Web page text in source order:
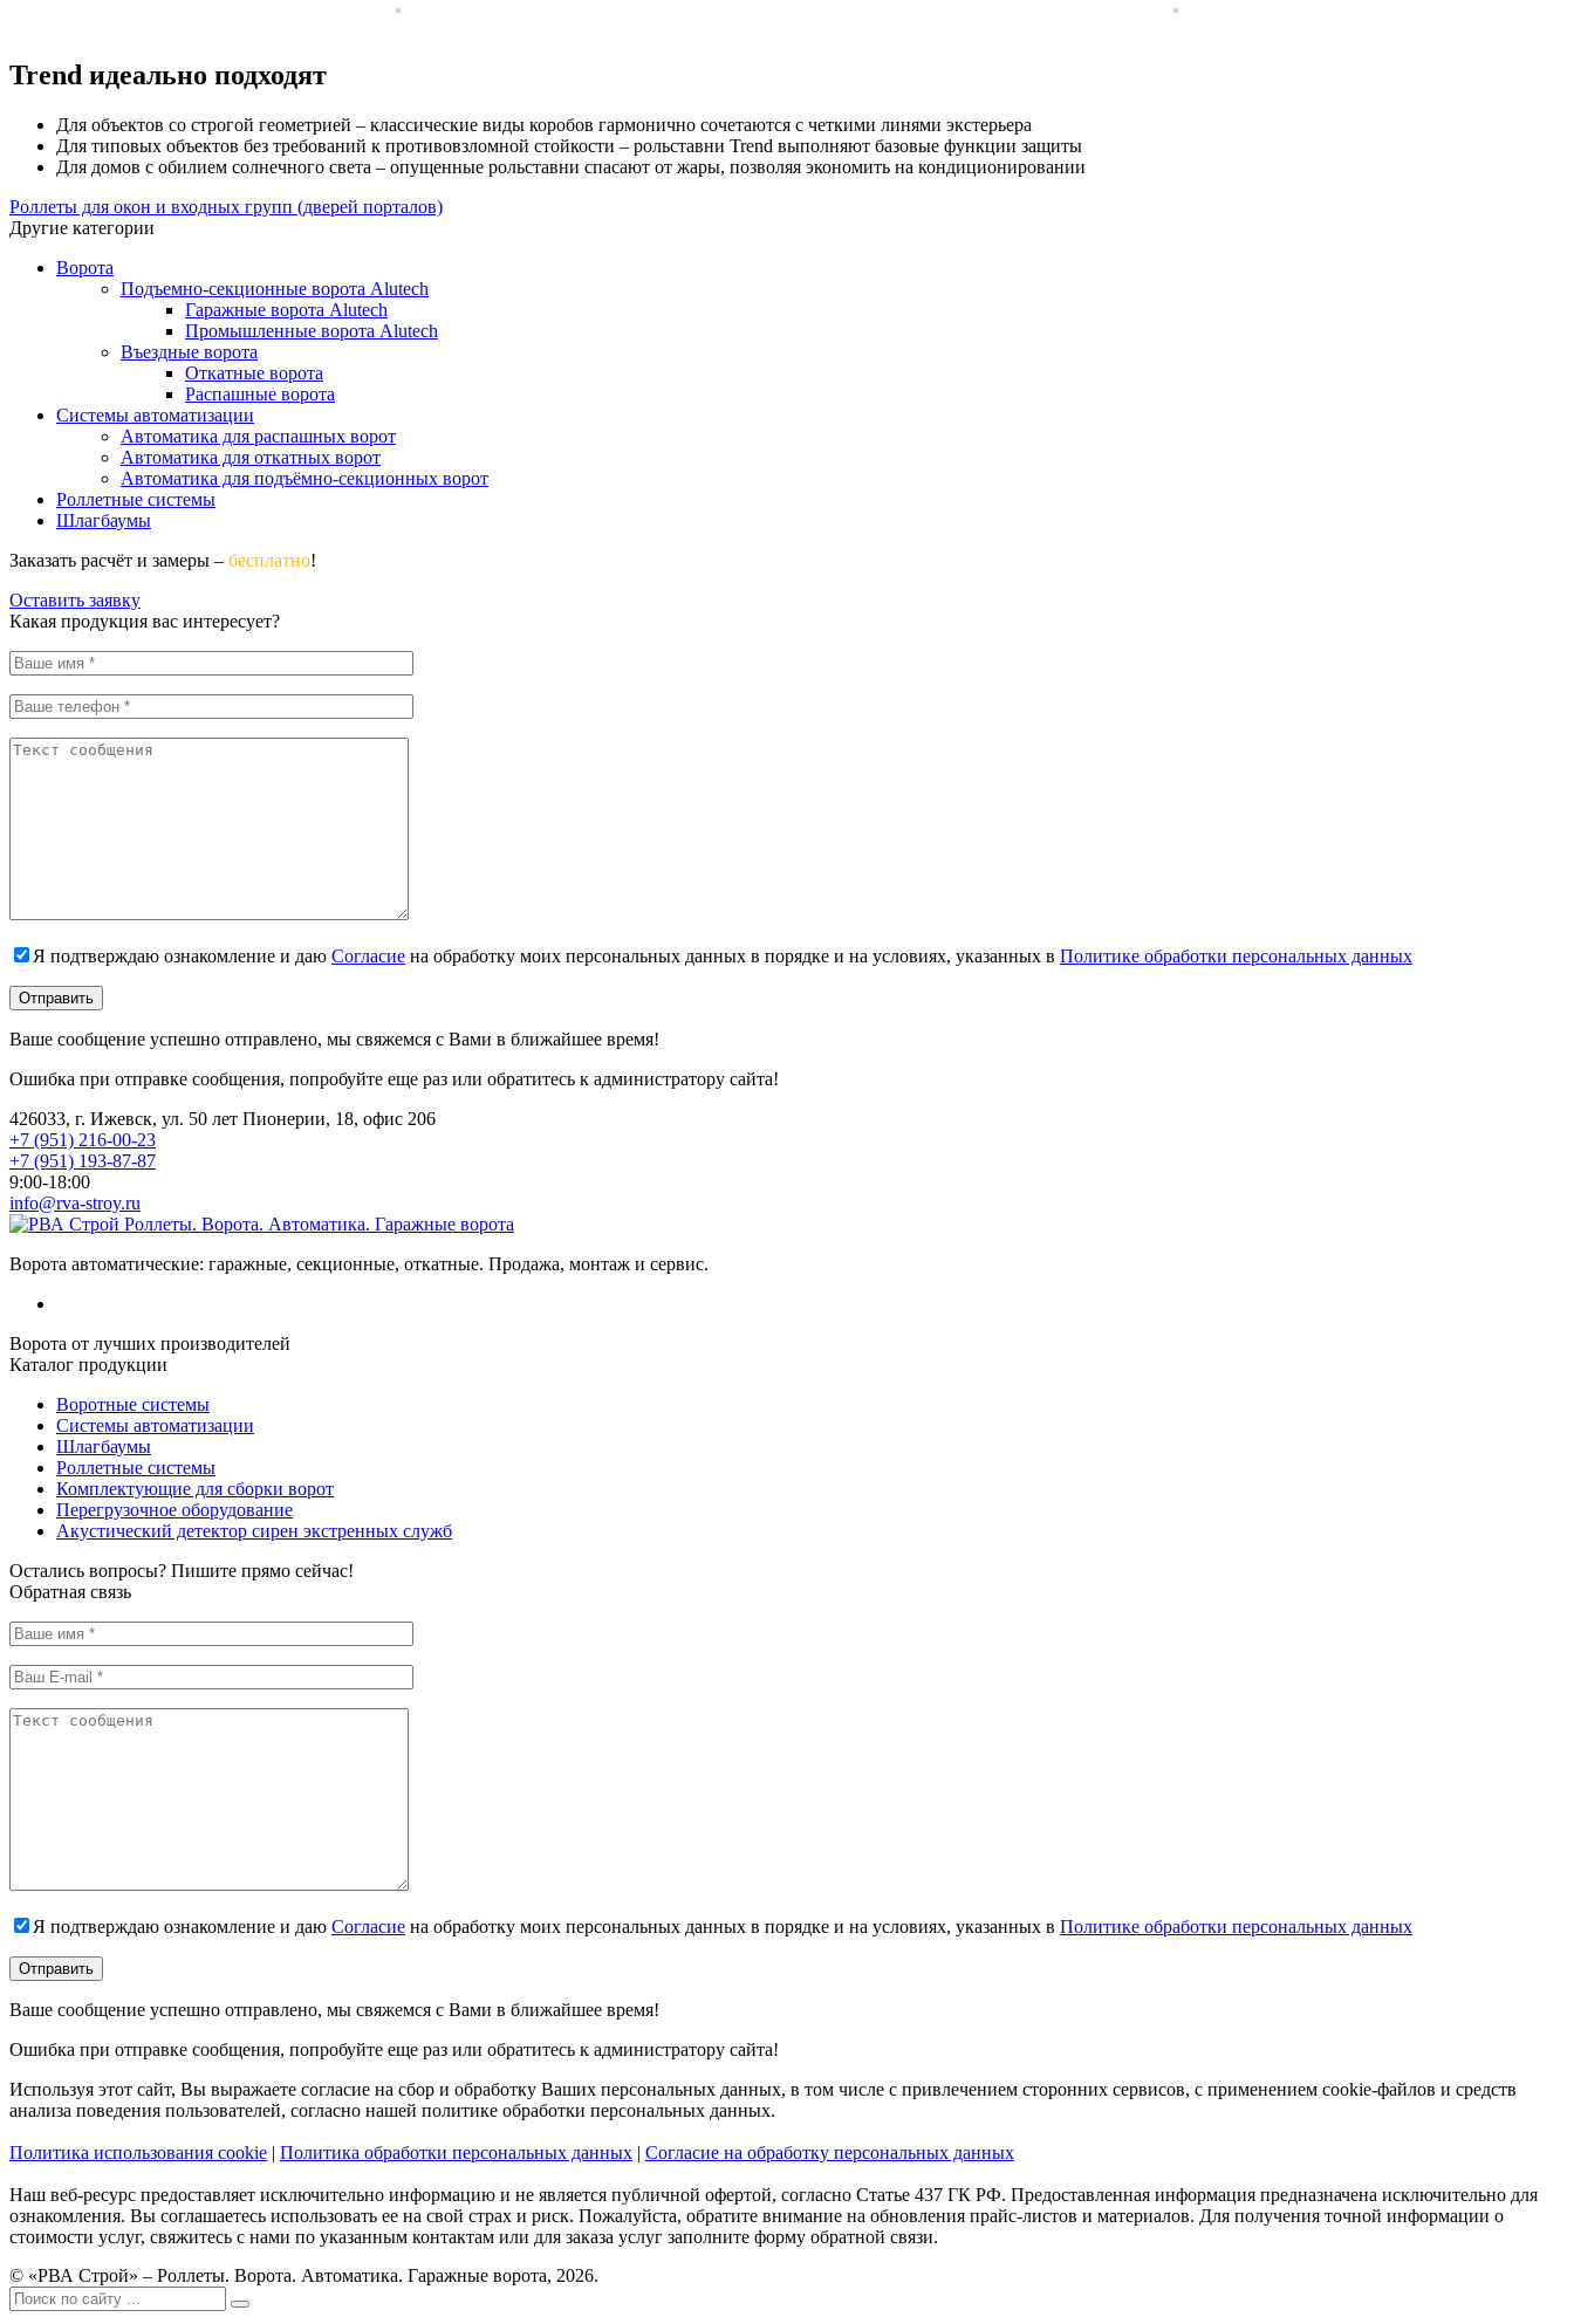
Trend идеально подходят
Для объектов со строгой геометрией – классические виды коробов гармонично сочетаются с четкими линями экстерьера
Для типовых объектов без требований к противовзломной стойкости – рольставни Trend выполняют базовые функции защиты
Для домов с обилием солнечного света – опущенные рольставни спасают от жары, позволяя экономить на кондиционировании
Роллеты для окон и входных групп (дверей порталов)
Другие категории
Ворота
Подъемно-секционные ворота Alutech
Гаражные ворота Alutech
Промышленные ворота Alutech
Въездные ворота
Откатные ворота
Распашные ворота
Системы автоматизации
Автоматика для распашных ворот
Автоматика для откатных ворот
Автоматика для подъёмно-секционных ворот
Роллетные системы
Шлагбаумы
Заказать расчёт и замеры – бесплатно!
Оставить заявку
Какая продукция вас интересует?
Я подтверждаю ознакомление и даю Согласие на обработку моих персональных данных в порядке и на условиях, указанных в Политике обработки персональных данных
Ваше сообщение успешно отправлено, мы свяжемся с Вами в ближайшее время!
Ошибка при отправке сообщения, попробуйте еще раз или обратитесь к администратору сайта!
426033, г. Ижевск, ул. 50 лет Пионерии, 18, офис 206
+7 (951) 216-00-23
+7 (951) 193-87-87
9:00-18:00
info@rva-stroy.ru
Роллеты. Ворота. Автоматика. Гаражные ворота
Ворота автоматические: гаражные, секционные, откатные. Продажа, монтаж и сервис.
Ворота от лучших производителей
Каталог продукции
Воротные системы
Системы автоматизации
Шлагбаумы
Роллетные системы
Комплектующие для сборки ворот
Перегрузочное оборудование
Акустический детектор сирен экстренных служб
Остались вопросы? Пишите прямо сейчас!
Обратная связь
Я подтверждаю ознакомление и даю Согласие на обработку моих персональных данных в порядке и на условиях, указанных в Политике обработки персональных данных
Ваше сообщение успешно отправлено, мы свяжемся с Вами в ближайшее время!
Ошибка при отправке сообщения, попробуйте еще раз или обратитесь к администратору сайта!
Используя этот сайт, Вы выражаете согласие на сбор и обработку Ваших персональных данных, в том числе с привлечением сторонних сервисов, с применением cookie-файлов и средств
анализа поведения пользователей, согласно нашей политике обработки персональных данных.
Политика использования cookie | Политика обработки персональных данных | Согласие на обработку персональных данных
Наш веб-ресурс предоставляет исключительно информацию и не является публичной офертой, согласно Статье 437 ГК РФ. Предоставленная информация предназначена исключительно для
ознакомления. Вы соглашаетесь использовать ее на свой страх и риск. Пожалуйста, обратите внимание на обновления прайс-листов и материалов. Для получения точной информации о
стоимости услуг, свяжитесь с нами по указанным контактам или для заказа услуг заполните форму обратной связи.
© «РВА Строй» – Роллеты. Ворота. Автоматика. Гаражные ворота, 2026.